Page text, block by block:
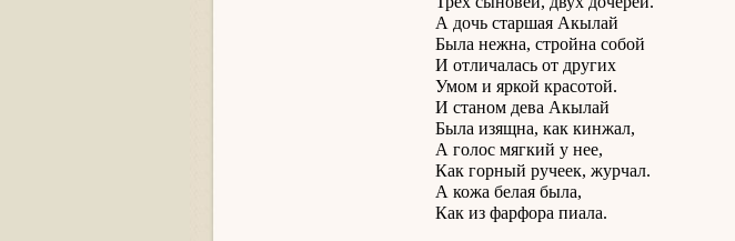
А дочь старшая Акылай
Была нежна, стройна собой
И отличалась от других
Умом и яркой красотой.
И станом дева Акылай
Была изящна, как кинжал,
А голос мягкий у нее,
Как горный ручеек, журчал.
А кожа белая была,
Как из фарфора пиала.